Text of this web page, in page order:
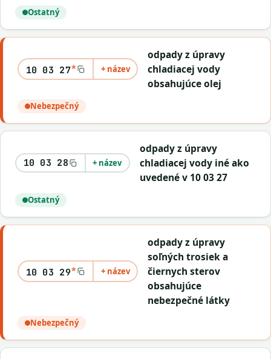
Ostatný
10 03 27* + název
odpady z úpravy
chladiacej vody
obsahujúce olej
Nebezpečný
10 03 28 + název
odpady z úpravy
chladiacej vody iné ako
uvedené v 10 03 27
Ostatný
10 03 29* + název
odpady z úpravy
soľných trosiek a
čiernych sterov
obsahujúce
nebezpečné látky
Nebezpečný